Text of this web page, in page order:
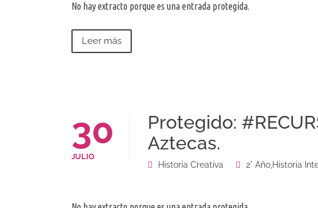
No hay extracto porque es una entrada protegida.
Leer más
30
JULIO
Protegido:
Aztecas.
Historia Creativa 2° Año Historia